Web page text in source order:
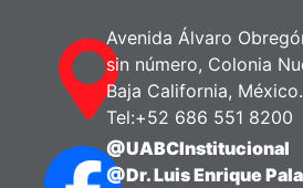
Avenida Álvaro
sin número, Colonia
Baja California,
Tel:+52 686 551 8200
@UABCInstitucional
@Dr. Luis Enrique